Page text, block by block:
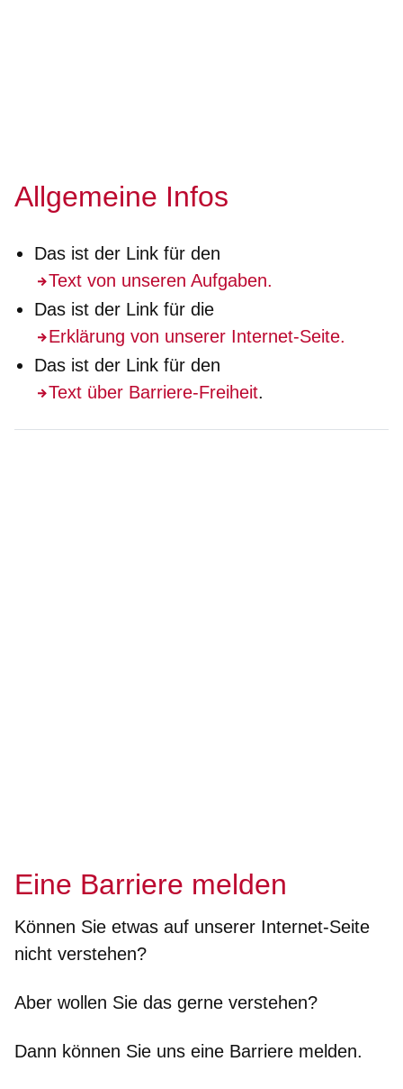
Allgemeine Infos
Das ist der Link für den
Text von unseren Aufgaben.
Das ist der Link für die
Erklärung von unserer Internet-Seite.
Das ist der Link für den
Text über Barriere-Freiheit.
Eine Barriere melden
Können Sie etwas auf unserer Internet-Seite
nicht verstehen?
Aber wollen Sie das gerne verstehen?
Dann können Sie uns eine Barriere melden.